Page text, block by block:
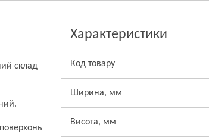
склад
Характеристики
Код товару
Ширина, мм
Висота, мм